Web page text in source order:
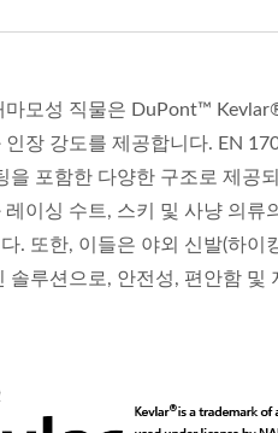
마모성 직물은 DuPont™
인장 강도를 제공합니다. EN
을 포함한 다양한 구조로 제공
이싱 수트, 스키 및 사냥 의류
. 또한, 이들은 야외 신발(하이
솔루션으로, 안전성, 편안함